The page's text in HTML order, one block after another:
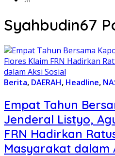
Syahbudin67
Berita, DAERAH, Headline,
Empat Tahun
Jenderal Listyo,
FRN Hadirkan
Masyarakat dalam